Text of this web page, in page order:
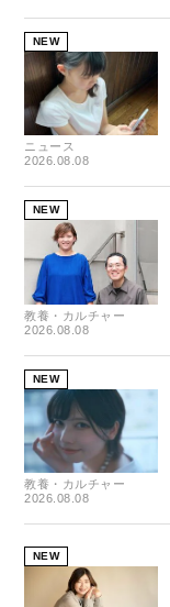
NEW
ニュース
2026.08.08
NEW
教養・カルチャー
2026.08.08
NEW
教養・カルチャー
2026.08.08
NEW